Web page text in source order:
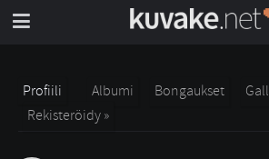
Profiili Albumi Bongaukset
Rekisteröidy »